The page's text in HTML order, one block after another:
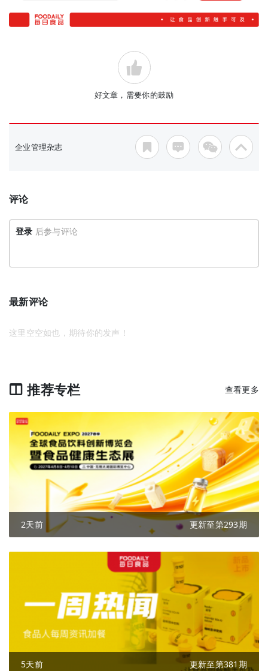
好文章，需要你的鼓励
企业管理杂志
评论
登录 后参与评论
最新评论
这里空空如也，期待你的发声！
推荐专栏 查看更多
2天前 更新至第293期
5天前 更新至第381期